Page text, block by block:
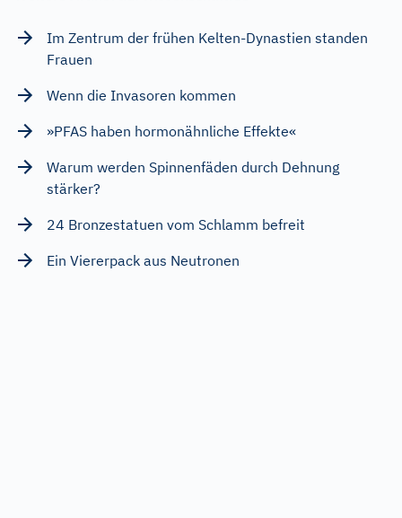
Im Zentrum der frühen Kelten-Dynastien standen
Frauen
Wenn die Invasoren kommen
»PFAS haben hormonähnliche Effekte«
Warum werden Spinnenfäden durch Dehnung
stärker?
24 Bronzestatuen vom Schlamm befreit
Ein Viererpack aus Neutronen